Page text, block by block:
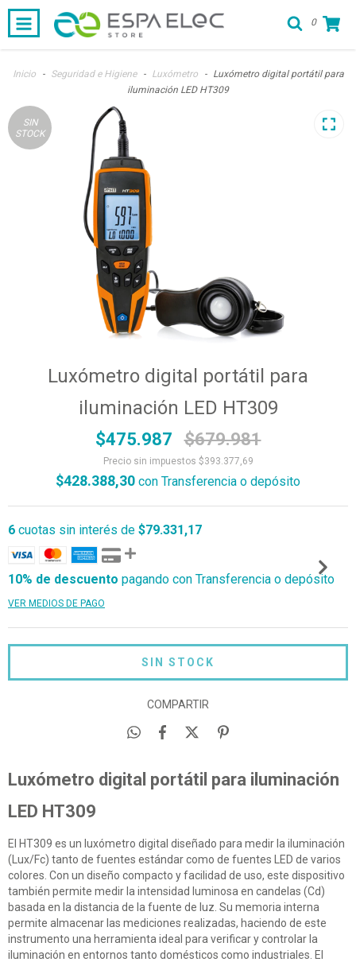
0
Inicio - Seguridad e Higiene - Luxómetro -
Luxómetro digital portátil para
iluminación LED HT309
SIN
STOCK
Luxómetro digital portátil para
iluminación LED HT309
$475.987 $679.981
Precio sin impuestos $393.377,69
$428.388,30 con Transferencia o depósito
6 cuotas sin interés de $79.331,17
10% de descuento pagando con Transferencia o depósito
VER MEDIOS DE PAGO
COMPARTIR
Luxómetro digital portátil para iluminación
LED HT309
El HT309 es un luxómetro digital diseñado para medir la iluminación
(Lux/Fc) tanto de fuentes estándar como de fuentes LED de varios
colores. Con un diseño compacto y facilidad de uso, este dispositivo
también permite medir la intensidad luminosa en candelas (Cd)
basada en la distancia de la fuente de luz. Su memoria interna
permite almacenar las mediciones realizadas, haciendo de este
instrumento una herramienta ideal para verificar y controlar la
iluminación en entornos tanto domésticos como industriales. El